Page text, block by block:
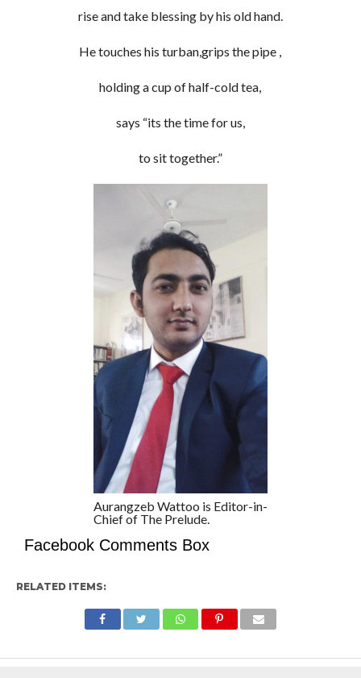
rise and take blessing by his old hand.
He touches his turban,grips the pipe ,
holding a cup of half-cold tea,
says “its the time for us,
to sit together.”
Aurangzeb Wattoo is Editor-in-
Chief of The Prelude.
Facebook Comments Box
RELATED ITEMS: